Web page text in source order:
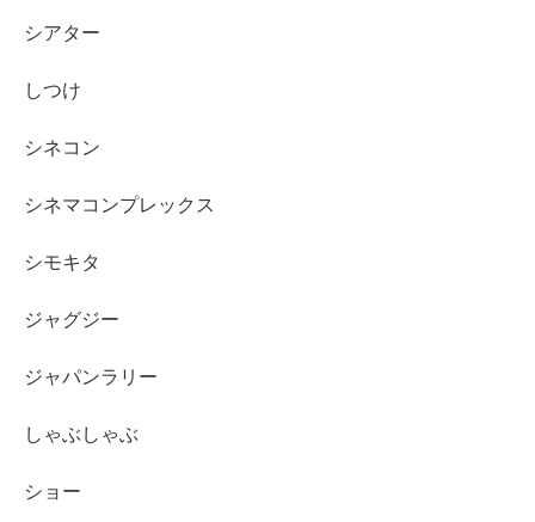
シアター
しつけ
シネコン
シネマコンプレックス
シモキタ
ジャグジー
ジャパンラリー
しゃぶしゃぶ
ショー